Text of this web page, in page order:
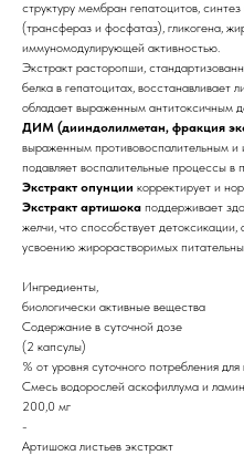
структуру мембран гепатоцитов,
(трансфераз и фосфатаз), гликогена,
иммуномодулирующей активностью.
Экстракт расторопши,
белка в гепатоцитах, восстанавливает
обладает выраженным антитоксичным
ДИМ (дииндолилметан, фракция
выраженным противовоспалительным
подавляет воспалительные процессы в
Экстракт опунции корректирует и
Экстракт артишока поддерживает
желчи, что способствует
усвоению жирорастворимых
Ингредиенты,
биологически активные вещества
Содержание в суточной дозе
(2 капсулы)
% от уровня суточного потребления для
Смесь водорослей аскофиллума и
200,0 мг
-
Артишока листьев экстракт